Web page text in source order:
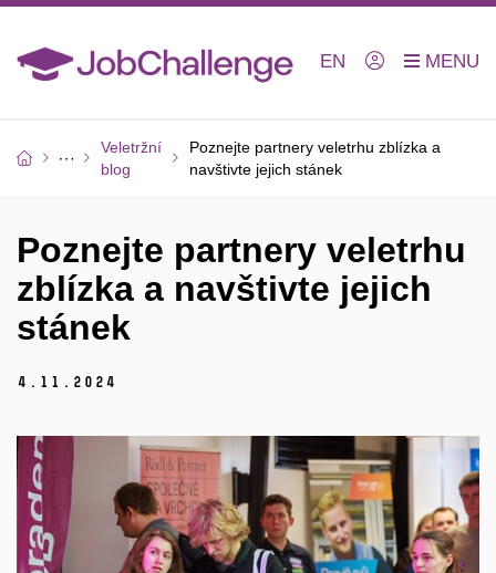
EN
Veletržní
blog
Poznejte partnery veletrhu zblízka a
navštivte jejich stánek
Poznejte partnery veletrhu
zblízka a navštivte jejich
stánek
4. 11. 2024